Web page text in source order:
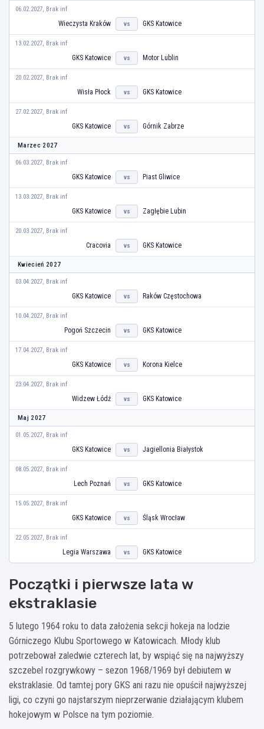
06.02.2027, Brak inf
Wieczysta Kraków vs GKS Katowice
13.02.2027, Brak inf
GKS Katowice vs Motor Lublin
20.02.2027, Brak inf
Wisła Płock vs GKS Katowice
27.02.2027, Brak inf
GKS Katowice vs Górnik Zabrze
Marzec 2027
06.03.2027, Brak inf
GKS Katowice vs Piast Gliwice
13.03.2027, Brak inf
GKS Katowice vs Zagłębie Lubin
20.03.2027, Brak inf
Cracovia vs GKS Katowice
Kwiecień 2027
03.04.2027, Brak inf
GKS Katowice vs Raków Częstochowa
10.04.2027, Brak inf
Pogoń Szczecin vs GKS Katowice
17.04.2027, Brak inf
GKS Katowice vs Korona Kielce
23.04.2027, Brak inf
Widzew Łódź vs GKS Katowice
Maj 2027
01.05.2027, Brak inf
GKS Katowice vs Jagiellonia Białystok
08.05.2027, Brak inf
Lech Poznań vs GKS Katowice
15.05.2027, Brak inf
GKS Katowice vs Śląsk Wrocław
22.05.2027, Brak inf
Legia Warszawa vs GKS Katowice
Początki i pierwsze lata w
ekstraklasie
5 lutego 1964 roku to data założenia sekcji hokeja na lodzie
Górniczego Klubu Sportowego w Katowicach. Młody klub
potrzebował zaledwie czterech lat, by wspiąć się na najwyższy
szczebel rozgrywkowy – sezon 1968/1969 był debiutem w
ekstraklasie. Od tamtej pory GKS ani razu nie opuścił najwyższej
ligi, co czyni go najstarszym nieprzerwanie działającym klubem
hokejowym w Polsce na tym poziomie.